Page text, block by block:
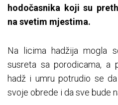
hodočasnika koji su
na svetim mjestima.
Na licima hadžija mogla
susreta sa porodicama, a
hadž i umru potrudio se
svoje obrede i da sve bude